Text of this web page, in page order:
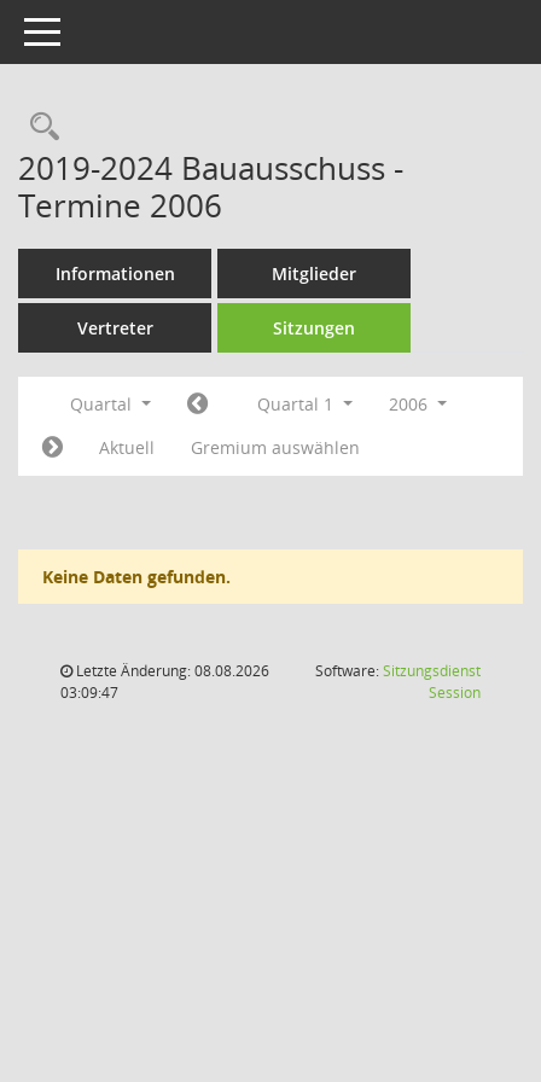
Toggle navigation
Rechercheauswahl
2019-2024 Bauausschuss -
Termine 2006
Informationen Mitglieder
Vertreter Sitzungen
Quartal Quartal 1
2006
Aktuell
Gremium auswählen
Keine Daten gefunden.
Letzte Änderung: 08.08.2026
03:09:47
Software:Sitzungsdienst
Session(Wird in